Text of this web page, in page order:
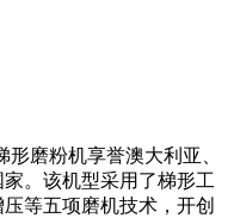
磨粉机享誉澳大利亚、
。该机型采用了梯形工
等五项磨机技术，开创